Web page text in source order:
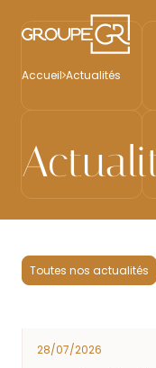
Accueil Actualités
Toutes nos actualités
28/07/2026